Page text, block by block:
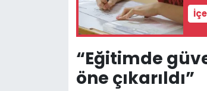
“Eğitimde
öne çıkarıldı”